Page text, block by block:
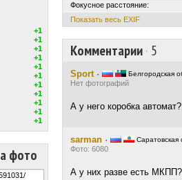
+1
+1
+1
+1
+1
+1
+1
+1
+1
+1
+1
фото
Фокусное расстояние:
Показать весь EXIF
Комментарии· 5
Sport· Белгородская
Нет фотографий
А у него коробка автомат?
sarman · Саратовская
Фото: 6080
А у них разве есть МКПП?